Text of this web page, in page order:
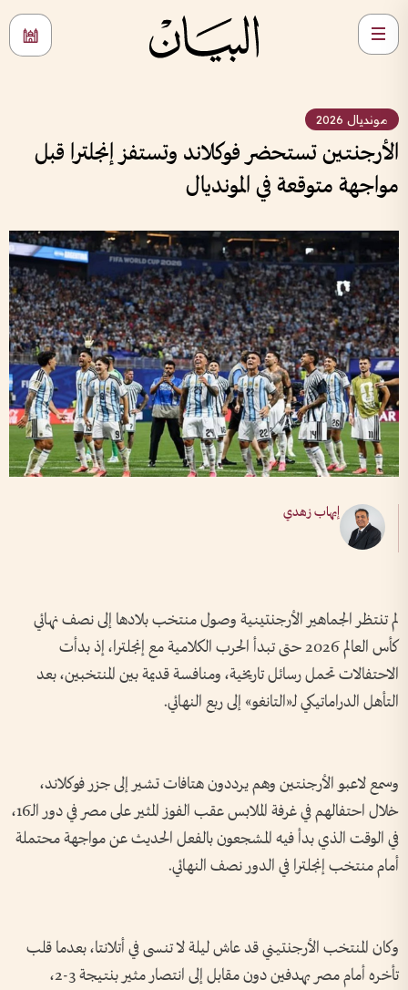
مونديال 2026
الأرجنتين تستحضر فوكلاند وتستفز إنجلترا قبل
مواجهة متوقعة في المونديال
إيهاب زهدي
لم تنتظر الجماهير الأرجنتينية وصول منتخب بلادها إلى نصف نهائي
كأس العالم 2026 حتى تبدأ الحرب الكلامية مع إنجلترا، إذ بدأت
الاحتفالات تحمل رسائل تاريخية، ومنافسة قديمة بين المنتخبين، بعد
التأهل الدراماتيكي لـ«التانغو» إلى ربع النهائي.
وسمع لاعبو الأرجنتين وهم يرددون هتافات تشير إلى جزر فوكلاند،
خلال احتفالهم في غرفة الملابس عقب الفوز المثير على مصر في دور الـ16،
في الوقت الذي بدأ فيه المشجعون بالفعل الحديث عن مواجهة محتملة
أمام منتخب إنجلترا في الدور نصف النهائي.
وكان المنتخب الأرجنتيني قد عاش ليلة لا تنسى في أتلانتا، بعدما قلب
تأخره أمام مصر بهدفين دون مقابل إلى انتصار مثير بنتيجة 3-2،